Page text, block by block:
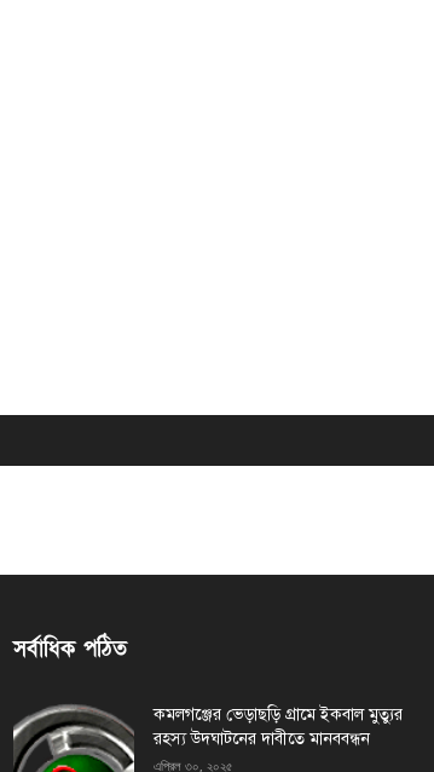
সর্বাধিক পঠিত
কমলগঞ্জের ভেড়াছড়ি গ্রামে ইকবাল মুত্যুর
রহস্য উদঘাটনের দাবীতে মানববন্ধন
এপ্রিল ৩০, ২০২৫